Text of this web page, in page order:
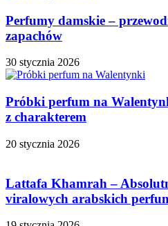
Perfumy damskie –
zapachów
30 stycznia 2026
Próbki perfum na
z charakterem
20 stycznia 2026
Lattafa Khamrah –
viralowych arabskich